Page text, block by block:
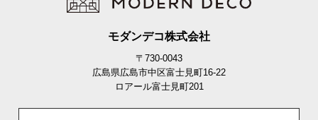
直径 高さ
モダンデコ株式会社
〒730-0043
広島県広島市中区富士見町16-22
ロアール富士見町201